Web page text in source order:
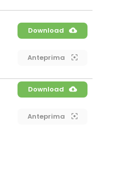
Download
Anteprima
Download
Anteprima